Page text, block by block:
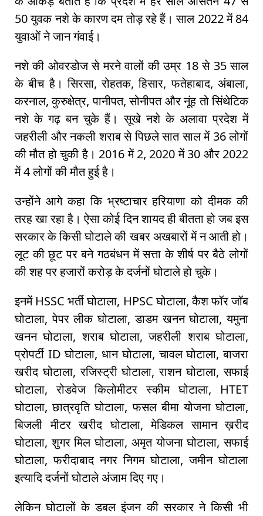
50 युवक नशे के कारण दम तोड़ रहे हैं। साल 2022 में 84
युवाओं ने जान गंवाई।
नशे की ओवरडोज से मरने वालों की उम्र 18 से 35 साल
के बीच है। सिरसा, रोहतक, हिसार, फतेहाबाद, अंबाला,
करनाल, कुरुक्षेत्र, पानीपत, सोनीपत और नूंह तो सिंथेटिक
नशे के गढ़ बन चुके हैं। सूखे नशे के अलावा प्रदेश में
जहरीली और नकली शराब से पिछले सात साल में 36 लोगों
की मौत हो चुकी है। 2016 में 2, 2020 में 30 और 2022
में 4 लोगों की मौत हुई है।
उन्होंने आगे कहा कि भ्रष्टाचार हरियाणा को दीमक की
तरह खा रहा है। ऐसा कोई दिन शायद ही बीतता हो जब इस
सरकार के किसी घोटाले की खबर अखबारों में न आती हो।
लूट की छूट पर बने गठबंधन में सत्ता के शीर्ष पर बैठे लोगों
की शह पर हजारों करोड़ के दर्जनों घोटाले हो चुके।
इनमें HSSC भर्ती घोटाला, HPSC घोटाला, कैश फॉर जॉब
घोटाला, पेपर लीक घोटाला, डाडम खनन घोटाला, यमुना
खनन घोटाला, शराब घोटाला, जहरीली शराब घोटाला,
प्रोपर्टी ID घोटाला, धान घोटाला, चावल घोटाला, बाजरा
खरीद घोटाला, रजिस्ट्री घोटाला, राशन घोटाला, सफाई
घोटाला, रोडवेज किलोमीटर स्कीम घोटाला, HTET
घोटाला, छात्रवृति घोटाला, फसल बीमा योजना घोटाला,
बिजली मीटर खरीद घोटाला, मेडिकल सामान ख़रीद
घोटाला, शुगर मिल घोटाला, अमृत योजना घोटाला, सफाई
घोटाला, फरीदाबाद नगर निगम घोटाला, जमीन घोटाला
इत्यादि दर्जनों घोटाले अंजाम दिए गए।
लेकिन घोटालों के डबल इंजन की सरकार ने किसी भी